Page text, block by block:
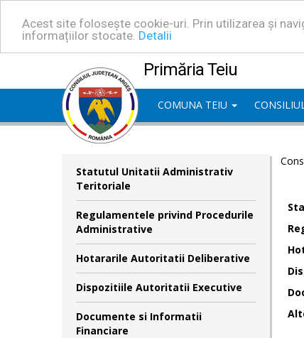
Acest site folosește cookie-uri. Prin utilizarea și
informațiilor stocate. Detalii
Primăria Teiu
COMUNA TEIU
Statutul Unitatii Administrativ
Teritoriale
Regulamentele privind Procedurile
Administrative
Hotararile Autoritatii Deliberative
Dispozitiile Autoritatii Executive
Documente si Informatii
Financiare